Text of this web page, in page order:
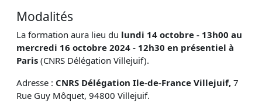
Modalités
La formation aura lieu du lundi 14 octobre - 13h00 au
mercredi 16 octobre 2024 - 12h30 en présentiel à
Paris (CNRS Délégation Villejuif).
Adresse : CNRS Délégation Ile-de-France Villejuif, 7
Rue Guy Môquet, 94800 Villejuif.